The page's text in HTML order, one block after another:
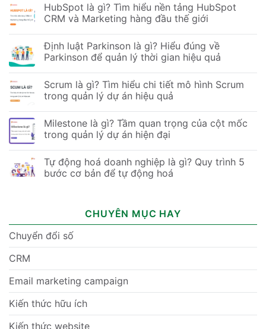
HubSpot là gì? Tìm hiểu nền tảng HubSpot
CRM và Marketing hàng đầu thế giới
Định luật Parkinson là gì? Hiểu đúng về
Parkinson để quản lý thời gian hiệu quả
Scrum là gì? Tìm hiểu chi tiết mô hình Scrum
trong quản lý dự án hiệu quả
Milestone là gì? Tầm quan trọng của cột mốc
trong quản lý dự án hiện đại
Tự động hoá doanh nghiệp là gì? Quy trình 5
bước cơ bản để tự động hoá
CHUYÊN MỤC HAY
Chuyển đổi số
CRM
Email marketing campaign
Kiến thức hữu ích
Kiến thức website